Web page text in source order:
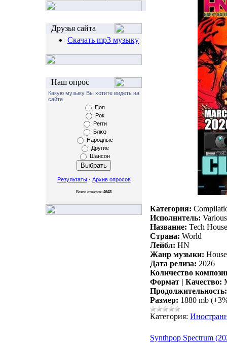
Друзья сайта
Скачать mp3 музыку
Наш опрос
Какую музыку Вы хотите видеть на
сайте
Поп
Рок
Регги
Блюз
Народные
Другие
Шансон
Результаты· Архив опросов
Всего ответов: 4643
Категория:
Исполнитель:
Название: Tech
Страна: World
Лейбл: HN
Жанр музыки:
Дата релиза: 2026
Количество
Формат | Качество:
Продолжительность:
Размер: 1880 mb
Категория:
Synthpop Spectrum